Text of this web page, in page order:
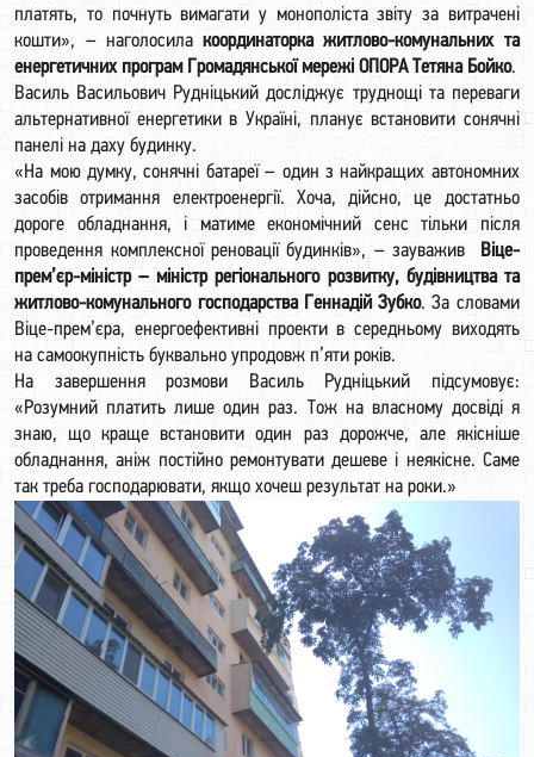
платять, то почнуть вимагати у монополіста звіту за витрачені
кошти», – наголосилакоординаторка житлово-комунальних та
енергетичних програм Громадянської мережі ОПОРА Тетяна Бойко.
Василь Васильович Рудніцький досліджує труднощі та переваги
альтернативної енергетики в Україні, планує встановити сонячні
панелі на даху будинку.
«На мою думку, сонячні батареї – один з найкращих автономних
засобів отримання електроенергії. Хоча, дійсно, це достатньо
дороге обладнання, і матиме економічний сенс тільки після
проведення комплексної реновації будинків», – зауважив
Віце-
прем’єр-міністр – міністр регіонального розвитку, будівництва та
житлово-комунального господарства Геннадій Зубко. За словами
Віце-прем’єра, енергоефективні проекти в середньому виходять
на самоокупність буквально упродовж п’яти років.
На завершення розмови Василь Рудніцький підсумовує:
«Розумний платить лише один раз. Тож на власному досвіді я
знаю, що краще встановити один раз дорожче, але якісніше
обладнання, аніж постійно ремонтувати дешеве і неякісне. Саме
так треба господарювати, якщо хочеш результат на роки.»